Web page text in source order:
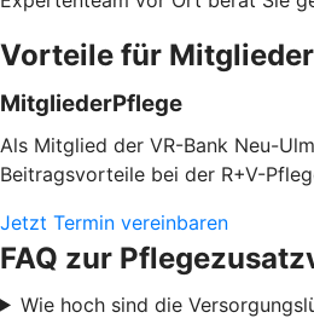
Vorteile für Mitglieder
MitgliederPflege
Als Mitglied der VR-Bank Neu-
Beitragsvorteile bei der R+V-
Jetzt Termin vereinbaren
FAQ zur
Wie hoch sind die